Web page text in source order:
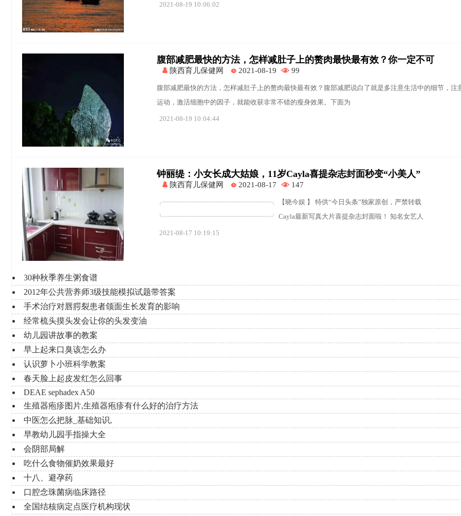
2021-08-19 10:06:02
腹部减肥最快的方法，怎样减肚子上的赘肉最快最有效？你一定不可
陕西育儿保健网 2021-08-19 99
腹部减肥最快的方法，怎样减肚子上的赘肉最快最有效？腹部减肥说白了就是多注意生活中的细节，注
运动，激活细胞中的因子，就能收获非常不错的瘦身效果。下面为
2021-08-19 10:04:44
钟丽缇：小女长成大姑娘，11岁Cayla喜提杂志封面秒变“小美人”
陕西育儿保健网 2021-08-17 147
╭┈┈┈┈┈┈┈┈┈┈┈┈┈┈┈┈╮ 【晓今娱 】 特供“今日头条”独家原创，严禁转载
╰┈┈┈┈┈┈┈┈┈┈┈┈┈┈┈┈╯ Cayla最新写真大片喜提杂志封面啦！ 知名女艺人
2021-08-17 10:19:15
30种秋季养生粥食谱
2012年公共营养师3级技能模拟试题带答案
手术治疗对唇腭裂患者颌面生长发育的影响
经常梳头摸头发会让你的头发变油
幼儿园讲故事的教案
早上起来口臭该怎么办
认识萝卜小班科学教案
春天脸上起皮发红怎么回事
DEAE sephadex A50
生殖器疱疹图片,生殖器疱疹有什么好的治疗方法
中医怎么把脉_基础知识,
早教幼儿园手指操大全
会阴部局解
吃什么食物催奶效果最好
十八、避孕药
口腔念珠菌病临床路径
全国结核病定点医疗机构现状